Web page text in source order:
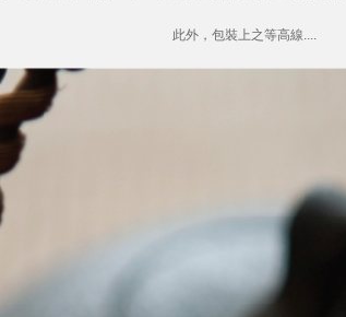
此外，包裝上之等高線....